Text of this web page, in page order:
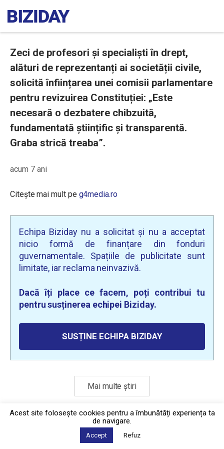
Zeci de profesori și specialiști în drept,
alături de reprezentanți ai societății civile,
solicită înființarea unei comisii parlamentare
pentru revizuirea Constituției: „Este
necesară o dezbatere chibzuită,
fundamentată științific și transparentă.
Graba strică treaba”.
acum 7 ani
Citește mai mult pe g4media.ro
Echipa Biziday nu a solicitat și nu a acceptat
nicio formă de finanțare din fonduri
guvernamentale. Spațiile de publicitate sunt
limitate, iar reclama neinvazivă.
Dacă îți place ce facem, poți contribui tu
pentru susținerea echipei Biziday.
SUSȚINE ECHIPA BIZIDAY
Mai multe știri
Politica de confidențialitate
2026 © Biziday
Acest site foloseşte cookies pentru a îmbunătăți experiența ta
de navigare.
Accept Refuz